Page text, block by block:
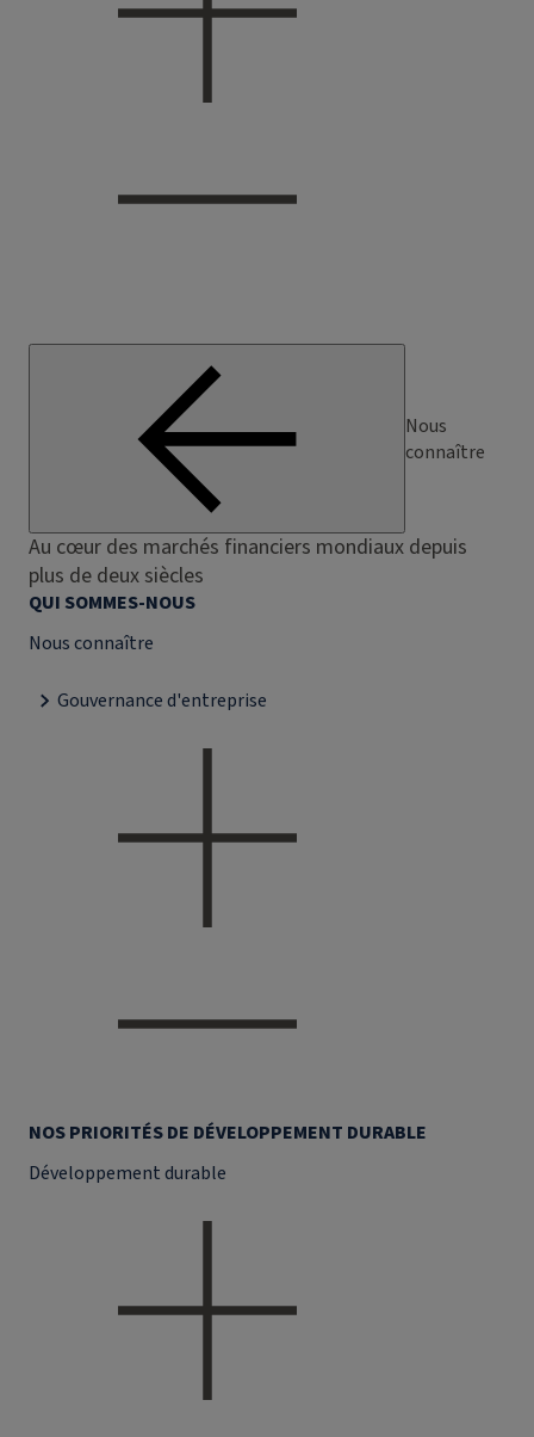
Nous
connaître
Au cœur des marchés financiers mondiaux depuis
plus de deux siècles
QUI SOMMES-NOUS
Nous connaître
Gouvernance d'entreprise
NOS PRIORITÉS DE DÉVELOPPEMENT DURABLE
Développement durable